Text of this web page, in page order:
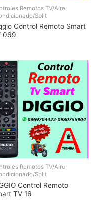
Remotos TV/Aire
Split
Control Remoto Smart
069
Remotos TV/Aire
Split
Control Remoto
TV 16